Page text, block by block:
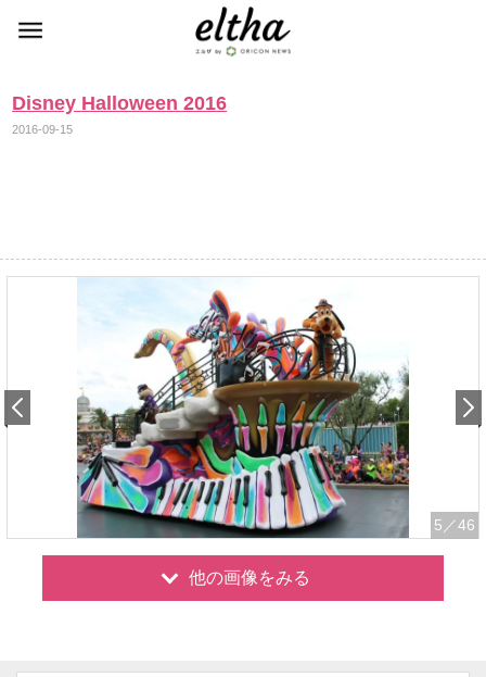
Disney Halloween 2016
2016-09-15
5 ／46
他の画像をみる